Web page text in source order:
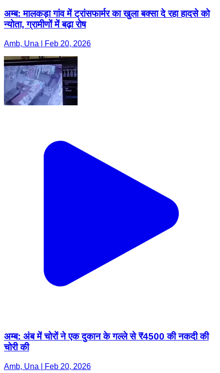
अम्ब: मालकड़ा गांव में ट्रांसफार्मर का खुला बक्सा दे रहा हादसे को
न्योता, ग्रामीणों में बढ़ा रोष
Amb, Una | Feb 20, 2026
अम्ब: अंब में चोरों ने एक दुकान के गल्ले से ₹4500 की नकदी की
चोरी की
Amb, Una | Feb 20, 2026